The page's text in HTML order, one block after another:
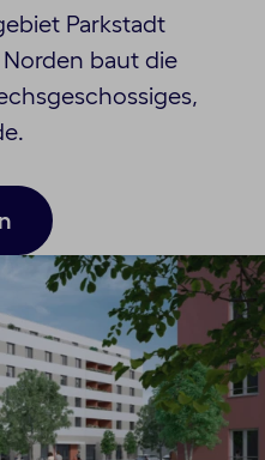
Parkstadt
baut die